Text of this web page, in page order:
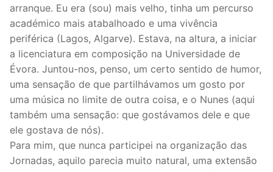
arranque. Eu era (sou) mais velho, tinha um percurso
académico mais atabalhoado e uma vivência
periférica (Lagos, Algarve). Estava, na altura, a iniciar
a licenciatura em composição na Universidade de
Évora. Juntou-nos, penso, um certo sentido de humor,
uma sensação de que partilhávamos um gosto por
uma música no limite de outra coisa, e o Nunes (aqui
também uma sensação: que gostávamos dele e que
ele gostava de nós).
Para mim, que nunca participei na organização das
Jornadas, aquilo parecia muito natural, uma extensão